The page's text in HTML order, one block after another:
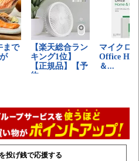
投げ銭で応援する